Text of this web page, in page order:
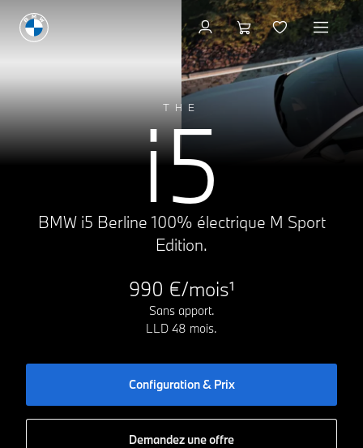
A
C
E
F
G
THE
i5
BMW i5 Berline 100% électrique M Sport
Edition.
990 €/mois¹
Sans apport.
LLD 48 mois.
Configuration & Prix
Demandez une offre
Configuration & Prix